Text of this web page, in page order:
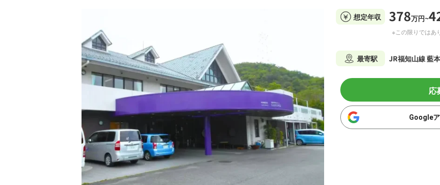
想定年収 378万円~
※この限りではあ
最寄駅 JR福知山線 藍
応
Google